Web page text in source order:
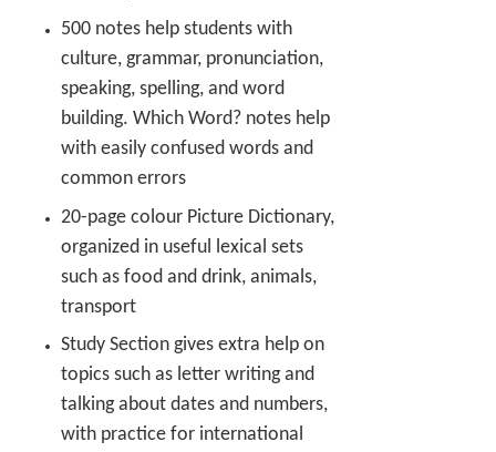
500 notes help students with
culture, grammar, pronunciation,
speaking, spelling, and word
building. Which Word? notes help
with easily confused words and
common errors
20-page colour Picture Dictionary,
organized in useful lexical sets
such as food and drink, animals,
transport
Study Section gives extra help on
topics such as letter writing and
talking about dates and numbers,
with practice for international